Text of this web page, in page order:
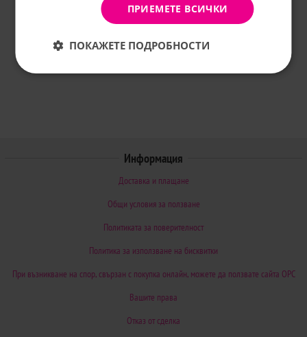
Информация
Доставка и плащане
Общи условия за ползване
Политиката за поверителност
Политика за използване на бисквитки
При възникване на спор, свързан с покупка онлайн, можете да ползвате сайта ОРС
Вашите права
Отказ от сделка
ПРИЕМЕТЕ ВСИЧКИ
ПОКАЖЕТЕ ПОДРОБНОСТИ